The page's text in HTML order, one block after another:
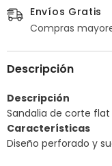
Envíos Gratis
Compras
Descripción
Descripción
Sandalia de corte flat
Características
Diseño perforado y